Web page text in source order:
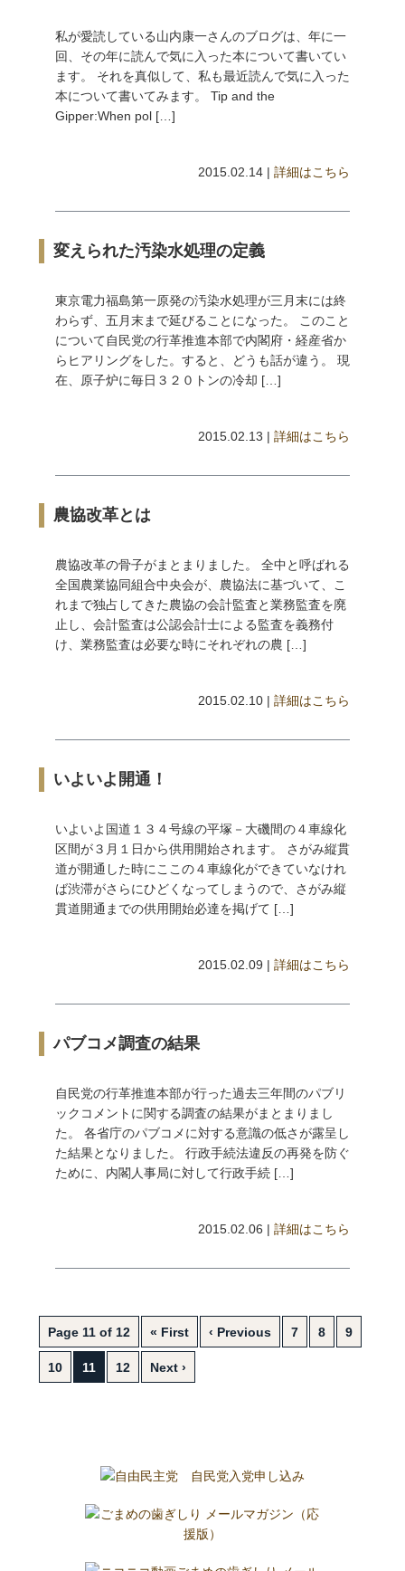
私が愛読している山内康一さんのブログは、年に一
回、その年に読んで気に入った本について書いてい
ます。 それを真似して、私も最近読んで気に入った
本について書いてみます。 Tip and the
Gipper:When pol […]
2015.02.14 |詳細はこちら
変えられた汚染水処理の定義
東京電力福島第一原発の汚染水処理が三月末には終
わらず、五月末まで延びることになった。 このこと
について自民党の行革推進本部で内閣府・経産省か
らヒアリングをした。すると、どうも話が違う。 現
在、原子炉に毎日３２０トンの冷却 […]
2015.02.13 |詳細はこちら
農協改革とは
農協改革の骨子がまとまりました。 全中と呼ばれる
全国農業協同組合中央会が、農協法に基づいて、こ
れまで独占してきた農協の会計監査と業務監査を廃
止し、会計監査は公認会計士による監査を義務付
け、業務監査は必要な時にそれぞれの農 […]
2015.02.10 |詳細はこちら
いよいよ開通！
いよいよ国道１３４号線の平塚－大磯間の４車線化
区間が３月１日から供用開始されます。 さがみ縦貫
道が開通した時にここの４車線化ができていなけれ
ば渋滞がさらにひどくなってしまうので、さがみ縦
貫道開通までの供用開始必達を掲げて […]
2015.02.09 |詳細はこちら
パブコメ調査の結果
自民党の行革推進本部が行った過去三年間のパブリ
ックコメントに関する調査の結果がまとまりまし
た。 各省庁のパブコメに対する意識の低さが露呈し
た結果となりました。 行政手続法違反の再発を防ぐ
ために、内閣人事局に対して行政手続 […]
2015.02.06 |詳細はこちら
Page 11 of 12 « First ‹ Previous 7 8 9
10 11 12 Next ›